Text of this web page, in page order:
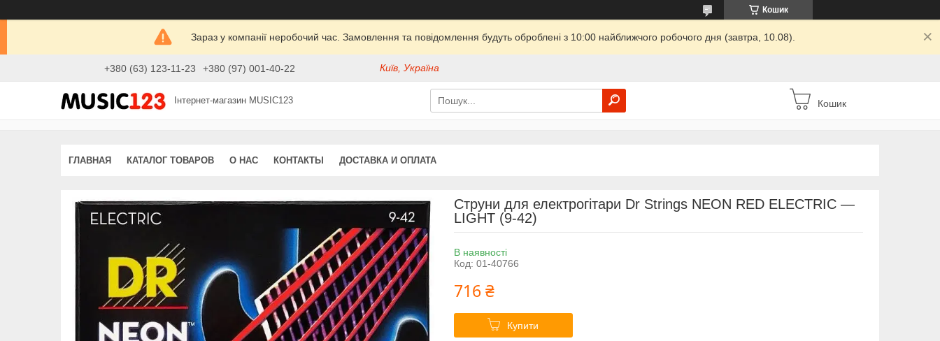
Кошик
Зараз у компанії неробочий час. Замовлення та повідомлення будуть оброблені з 10:00 найближчого робочого дня (завтра, 10.08).
+380 (63) 123-11-23 +380 (97) 001-40-22 Київ, Україна
Інтернет-магазин MUSIC123 Кошик
ГЛАВНАЯ КАТАЛОГ ТОВАРОВ О НАС КОНТАКТЫ ДОСТАВКА И ОПЛАТА
Струни для електрогітари Dr Strings NEON RED ELECTRIC —
LIGHT (9-42)
В наявності
Код: 01-40766
716 ₴
Купити